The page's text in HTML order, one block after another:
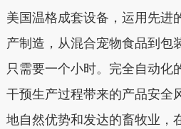
美国温格成套设备，运用先进
产制造，从混合宠物食品到包
只需要一个小时。完全自动化
干预生产过程带来的产品安全
地自然优势和发达的畜牧业，